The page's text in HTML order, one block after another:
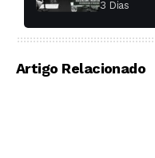
3 Dias ⁮
Artigo Relacionado